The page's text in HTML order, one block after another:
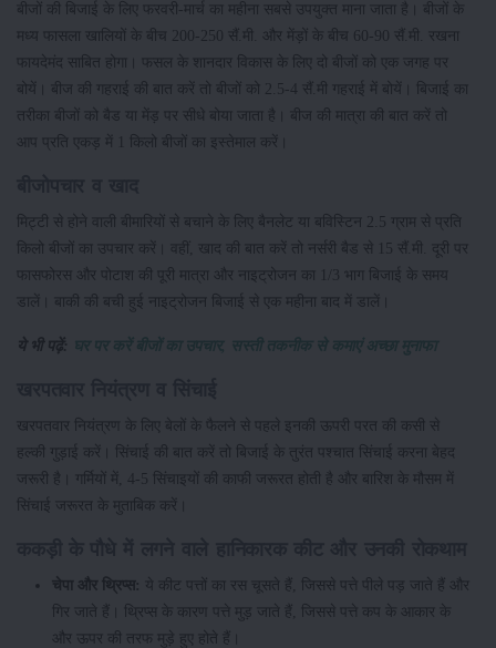
बीजों की बिजाई के लिए फरवरी-मार्च का महीना सबसे उपयुक्त माना जाता है। बीजों के
मध्य फासला खालियों के बीच 200-250 सैं.मी. और मेंड़ों के बीच 60-90 सैं.मी. रखना
फायदेमंद साबित होगा। फसल के शानदार विकास के लिए दो बीजों को एक जगह पर
बोयें। बीज की गहराई की बात करें तो बीजों को 2.5-4 सैं.मी गहराई में बोयें। बिजाई का
तरीका बीजों को बैड या मेंड़ पर सीधे बोया जाता है। बीज की मात्रा की बात करें तो
आप प्रति एकड़ में 1 किलो बीजों का इस्तेमाल करें।
मिट्टी से होने वाली बीमारियों से बचाने के लिए बैनलेट या बविस्टिन 2.5 ग्राम से प्रति
किलो बीजों का उपचार करें। वहीं, खाद की बात करें तो नर्सरी बैड से 15 सैं.मी. दूरी पर
फासफोरस और पोटाश की पूरी मात्रा और नाइट्रोजन का 1/3 भाग बिजाई के समय
डालें। बाकी की बची हुई नाइट्रोजन बिजाई से एक महीना बाद में डालें।
ये भी पढ़ें: घर पर करें बीजों का उपचार, सस्ती तकनीक से कमाएं अच्छा मुनाफा
खरपतवार नियंत्रण के लिए बेलों के फैलने से पहले इनकी ऊपरी परत की कसी से
हल्की गुड़ाई करें। सिंचाई की बात करें तो बिजाई के तुरंत पश्चात सिंचाई करना बेहद
जरूरी है। गर्मियों में, 4-5 सिंचाइयों की काफी जरूरत होती है और बारिश के मौसम में
सिंचाई जरूरत के मुताबिक करें।
चेपा और थ्रिप्स: ये कीट पत्तों का रस चूसते हैं, जिससे पत्ते पीले पड़ जाते हैं और
गिर जाते हैं। थ्रिप्स के कारण पत्ते मुड़ जाते हैं, जिससे पत्ते कप के आकार के
और ऊपर की तरफ मुड़े हुए होते हैं।